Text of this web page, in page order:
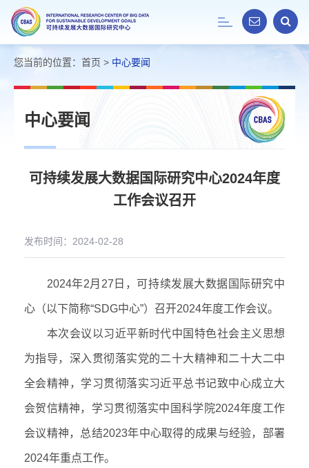
Toggle
navigation
您当前的位置： 首页 > 中心要闻
中心要闻
可持续发展大数据国际研究中心2024年度
工作会议召开
发布时间：2024-02-28
2024年2月 27 日，可持续发展大数据国际研究中
心（以下简称“SDG中心”）召开2024年度工作会议。
本次会议以习近平新时代中国特色社会主义思想
为指导，深入贯彻落实党的二十大精神和二十大二中
全会精神，学习贯彻落实习近平总书记致中心成立大
会贺信精神，学习贯彻落实中国科学院2024年度工作
会议精神，总结2023年中心取得的成果与经验，部署
2024年重点工作。